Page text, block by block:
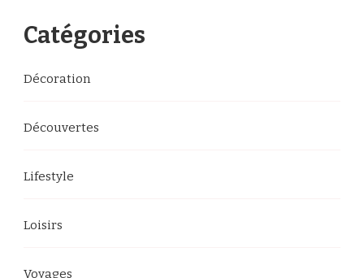
chose
?
Catégories
Décoration
Découvertes
Lifestyle
Loisirs
Voyages